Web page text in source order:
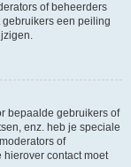
of beheerders
een peiling
bepaalde gebruikers of
enz. heb je speciale
of
contact moet